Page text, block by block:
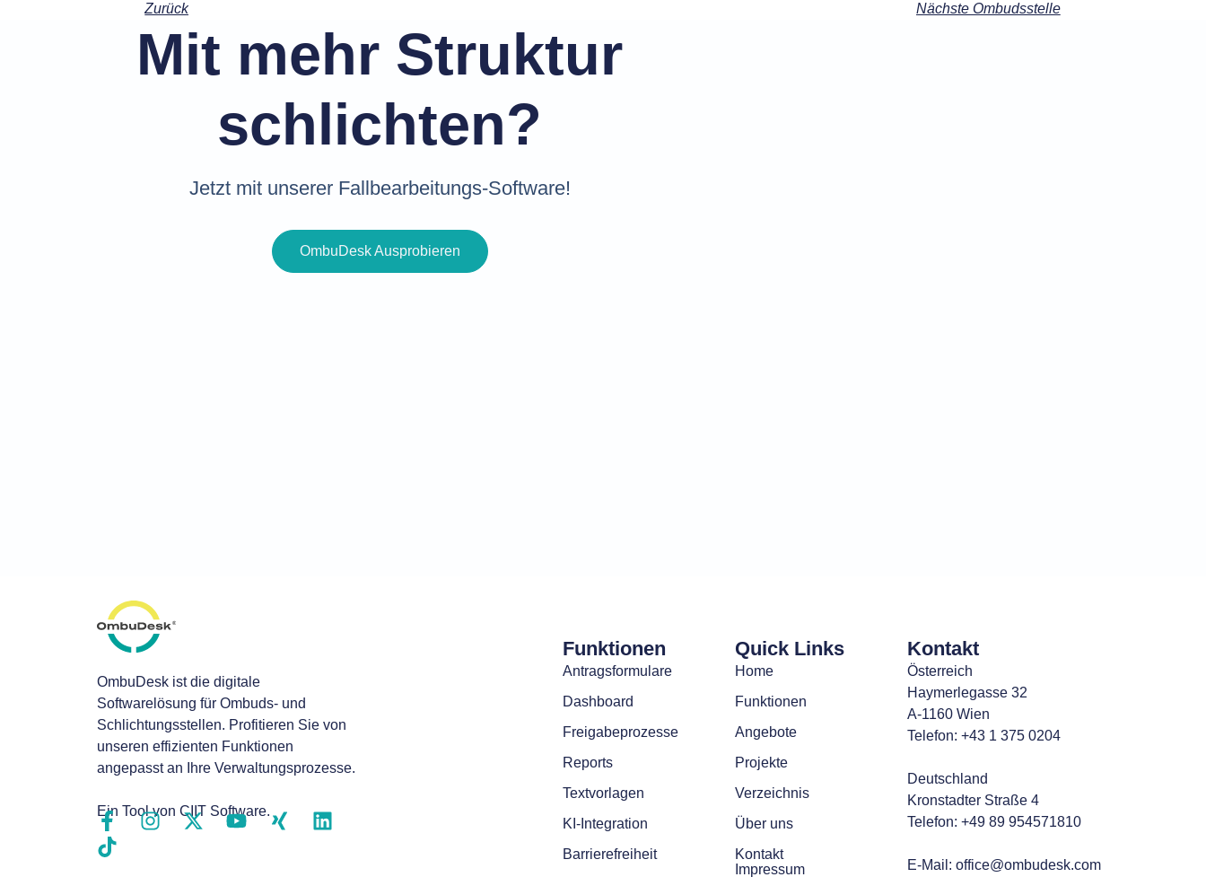
Zurück Nächste Ombudsstelle
Mit mehr Struktur
schlichten?
Jetzt mit unserer Fallbearbeitungs-Software!
OmbuDesk Ausprobieren
OmbuDesk ist die digitale
Softwarelösung für Ombuds- und
Schlichtungsstellen. Profitieren Sie von
unseren effizienten Funktionen
angepasst an Ihre Verwaltungsprozesse.
Ein Tool von CIIT Software.
Funktionen
Antragsformulare
Dashboard
Freigabeprozesse
Reports
Textvorlagen
KI-Integration
Barrierefreiheit
Quick Links
Home
Funktionen
Angebote
Projekte
Verzeichnis
Über uns
Kontakt
Impressum
Kontakt
Österreich
Haymerlegasse 32
A-1160 Wien
Telefon: +43 1 375 0204
Deutschland
Kronstadter Straße 4
Telefon: +49 89 954571810
E-Mail: office@ombudesk.com